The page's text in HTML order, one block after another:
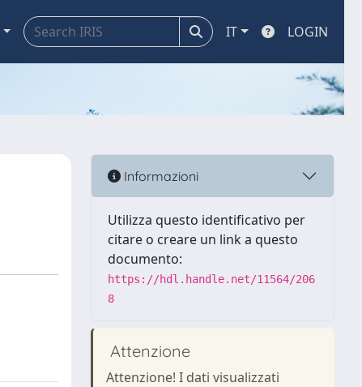
IT LOGIN
Informazioni
Utilizza questo identificativo per
citare o creare un link a questo
documento:
https://hdl.handle.net/11564/206
8
Attenzione
Attenzione! I dati visualizzati